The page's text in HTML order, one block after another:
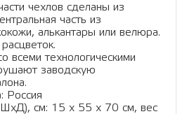
чехлов сделаны из
часть из
алькантары или велюра.
всеми технологическими
заводскую
Россия
см: 15 x 55 x 70 см, вес